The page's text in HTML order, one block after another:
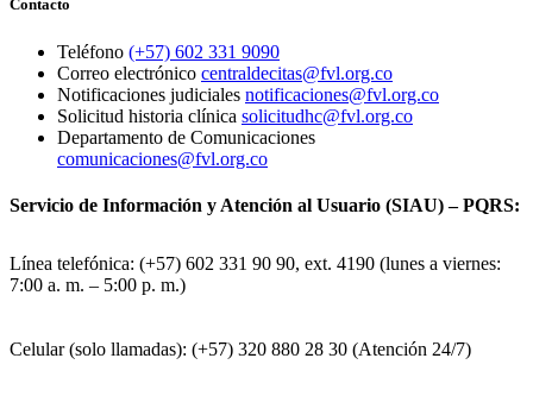
Contacto
Teléfono (+57) 602 331 9090
Correo electrónico centraldecitas@fvl.org.co
Notificaciones judiciales notificaciones@fvl.org.co
Solicitud historia clínica solicitudhc@fvl.org.co
Departamento de Comunicaciones
comunicaciones@fvl.org.co
Servicio de Información y Atención al Usuario (SIAU) – PQRS:
Línea telefónica: (+57) 602 331 90 90, ext. 4190 (lunes a viernes:
7:00 a. m. – 5:00 p. m.)
Celular (solo llamadas): (+57) 320 880 28 30 (Atención 24/7)